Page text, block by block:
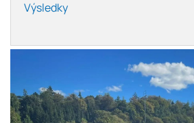
Výsledky